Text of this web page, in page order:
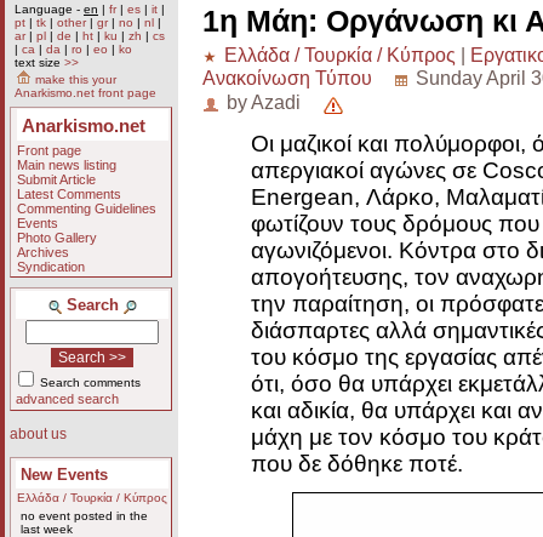
Language - en | fr| es | it |
pt | tk | other| gr| no | nl |
ar| pl | de | ht | ku | zh | cs
| ca | da | ro | eo | ko
text size >>
make this your
Anarkismo.net front page
Anarkismo.net
Front page
Main news listing
Submit Article
Latest Comments
Commenting Guidelines
Events
Photo Gallery
Archives
Syndication
Search
Search comments
advanced search
about us
New Events
Ελλάδα / Τουρκία / Κύπρος
no event posted in the
last week
1η Μάη: Οργάνωση κι
Ελλάδα / Τουρκία / Κύπρος |
Ανακοίνωση Τύπου
Sunday April
by Azadi
Οι μαζικοί και πολύμορφοι,
απεργιακοί αγώνες σε
Energean, Λάρκο,
φωτίζουν τους δρόμους που
αγωνιζόμενοι. Κόντρα στο
απογοήτευσης, τον
την παραίτηση, οι
διάσπαρτες αλλά
του κόσμο της εργασίας
ότι, όσο θα υπάρχει
και αδικία, θα υπάρχει και
μάχη με τον κόσμο του
που δε δόθηκε ποτέ.